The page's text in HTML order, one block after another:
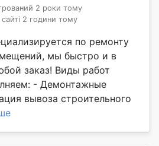
2 роки тому
сайті 2 години тому
по ремонту
мы быстро и в
заказ! Виды работ
- Демонтажные
вывоза строительного